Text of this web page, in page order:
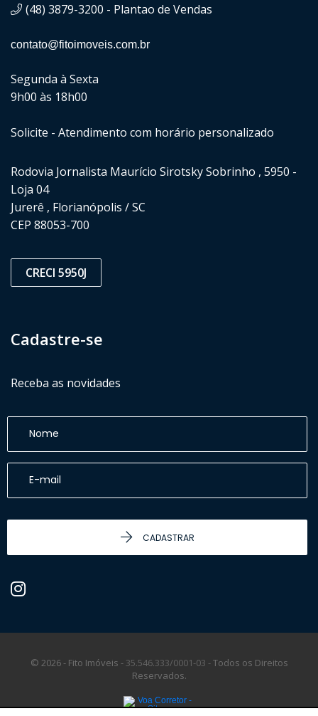
(48) 3879-3200 - Plantao de Vendas
contato@fitoimoveis.com.br
Segunda à Sexta
9h00 às 18h00
Solicite - Atendimento com horário personalizado
Rodovia Jornalista Maurício Sirotsky Sobrinho , 5950 -
Loja 04
Jurerê , Florianópolis / SC
CEP 88053-700
CRECI 5950J
Cadastre-se
Receba as novidades
CADASTRAR
© 2026 - Fito Imóveis - 35.546.333/0001-03 -Todos os Direitos
Reservados.